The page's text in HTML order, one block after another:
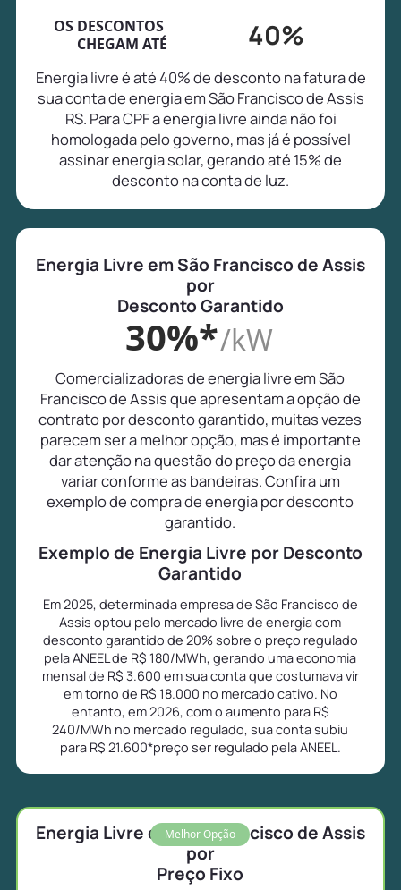
OS DESCONTOS
CHEGAM ATÉ
40%
Energia livre é até 40% de desconto na fatura de
sua conta de energia em São Francisco de Assis
RS. Para CPF a energia livre ainda não foi
homologada pelo governo, mas já é possível
assinar energia solar, gerando até 15% de
desconto na conta de luz.
Energia Livre em São Francisco de Assis
por
Desconto Garantido
30%*/kW
Comercializadoras de energia livre em São
Francisco de Assis que apresentam a opção de
contrato por desconto garantido, muitas vezes
parecem ser a melhor opção, mas é importante
dar atenção na questão do preço da energia
variar conforme as bandeiras. Confira um
exemplo de compra de energia por desconto
garantido.
Exemplo de Energia Livre por Desconto
Garantido
Em 2025, determinada empresa de São Francisco de
Assis optou pelo mercado livre de energia com
desconto garantido de 20% sobre o preço regulado
pela ANEEL de R$ 180/MWh, gerando uma economia
mensal de R$ 3.600 em sua conta que costumava vir
em torno de R$ 18.000 no mercado cativo. No
entanto, em 2026, com o aumento para R$
240/MWh no mercado regulado, sua conta subiu
para R$ 21.600*preço ser regulado pela ANEEL.
Melhor Opção
Energia Livre em São Francisco de Assis
por
Preço Fixo